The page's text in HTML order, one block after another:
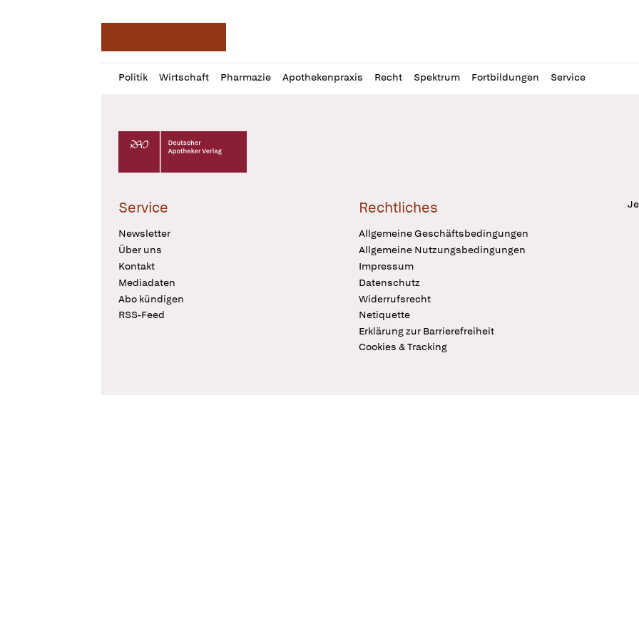
Politik Wirtschaft Pharmazie Apothekenpraxis Recht Spektrum Fortbildungen Service
Profil
öffnen
Daz
Pur
Deutscher Apotheker Verlag Logo
Service
Newsletter
Über uns
Kontakt
Mediadaten
Abo kündigen
RSS-Feed
Rechtliches
Allgemeine Geschäftsbedingungen
Allgemeine Nutzungsbedingungen
Impressum
Datenschutz
Widerrufsrecht
Netiquette
Erklärung zur Barrierefreiheit
Cookies & Tracking